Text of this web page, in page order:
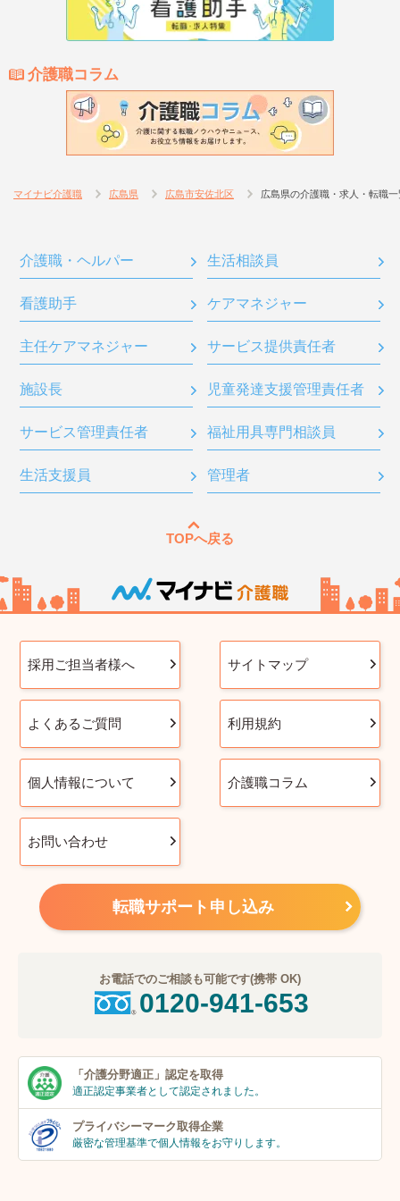
介護職コラム
マイナビ介護職 広島県 広島市安佐北区 広島県の介護職・求人・転職一
介護職・ヘルパー 生活相談員
看護助手 ケアマネジャー
主任ケアマネジャー サービス提供責任者
施設長 児童発達支援管理責任者
サービス管理責任者 福祉用具専門相談員
生活支援員 管理者
TOPへ戻る
採用ご担当者様へ サイトマップ
よくあるご質問 利用規約
個人情報について 介護職コラム
お問い合わせ
転職サポート申し込み
お電話でのご相談も可能です(携帯 OK)
0120-941-653
「介護分野適正」 認定を取得
適正認定事業者として認定されました。
プライバシーマーク取得企業
厳密な管理基準で個人情報をお守りします。